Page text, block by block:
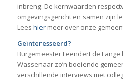
inbreng. De kernwaarden
omgevingsgericht en samen zijn
Lees hiermeer over onze
Geïnteresseerd?
Burgemeester Leendert de Lange
Wassenaar zo’n boeiende
verschillende interviews met